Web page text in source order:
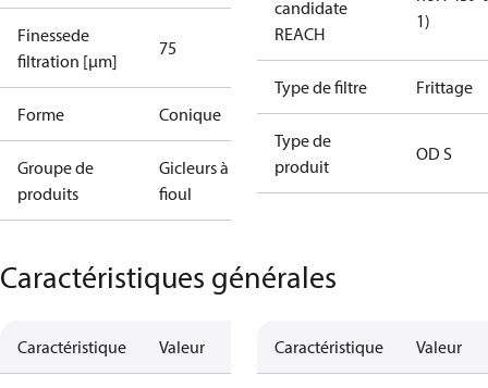
Finessede
filtration [µm]
75
Forme Conique
Groupe de
produits
Gicleurs à
fioul
candidate
REACH
1)
Type de filtre Frittage
Type de
produit
OD S
Caractéristiques générales
Caractéristique Valeur Caractéristique Valeur